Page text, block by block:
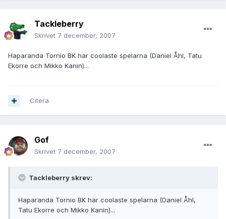
Tackleberry
Skrivet 7 december, 2007
Haparanda Tornio BK har coolaste spelarna (Daniel Åhl, Tatu
Ekorre och Mikko Kanin)...
Citera
Gof
Skrivet 7 december, 2007
Tackleberry skrev:
Haparanda Tornio BK har coolaste spelarna (Daniel Åhl,
Tatu Ekorre och Mikko Kanin)...